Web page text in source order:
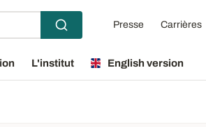
Presse Carrières
L'institut English version